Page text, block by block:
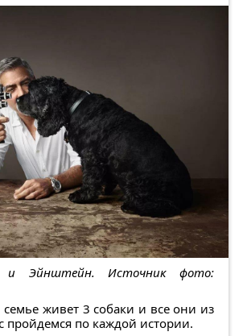
и Эйнштейн. Источник фото:
семье живет 3 собаки и все они из
пройдемся по каждой истории.